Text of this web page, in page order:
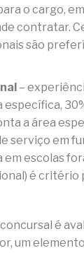
o cargo,
contratar.
são
–
específica,
a área
serviço em
escolas
é critério
é
um elemento